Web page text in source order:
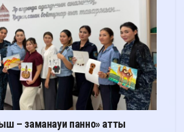
– заманауи панно» атты